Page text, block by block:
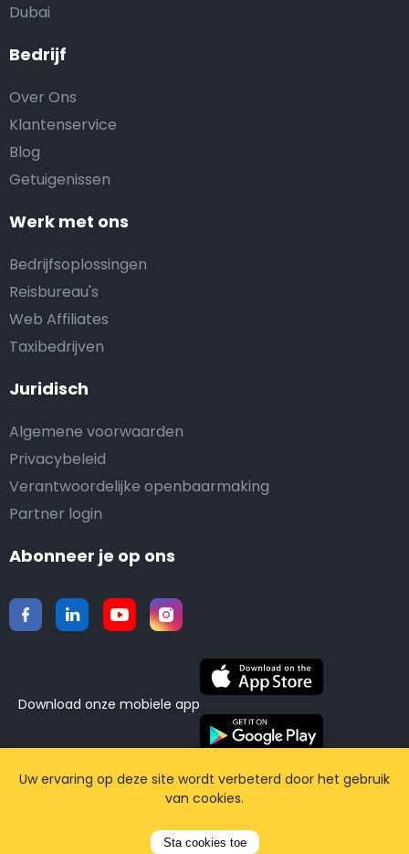
Bedrijf
Over Ons
Klantenservice
Blog
Getuigenissen
Werk met ons
Bedrijfsoplossingen
Reisbureau's
Web Affiliates
Taxibedrijven
Juridisch
Algemene voorwaarden
Privacybeleid
Verantwoordelijke openbaarmaking
Partner login
Dubai
Abonneer je op ons
Download onze mobiele app
©2015-2026 Airporttaxis.com.Alle rechten
voorbehouden | Powered byCodiCo.io
Uw ervaring op deze site wordt verbeterd door het gebruik
van cookies.
Sta cookies toe